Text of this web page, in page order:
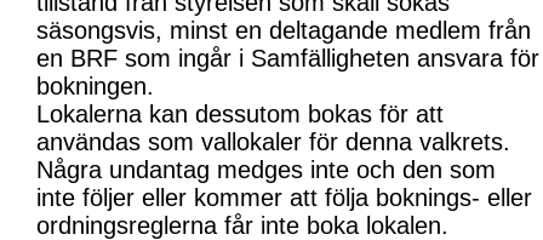
säsongsvis, minst en deltagande medlem från
en BRF som ingår i Samfälligheten ansvara för
bokningen.
Lokalerna kan dessutom bokas för att
användas som vallokaler för denna valkrets.
Några undantag medges inte och den som
inte följer eller kommer att följa boknings- eller
ordningsreglerna får inte boka lokalen.